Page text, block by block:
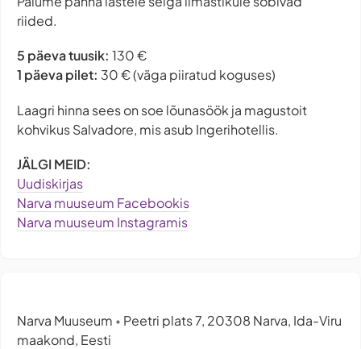
riided.
5 päeva tuusik: 130 €
1 päeva pilet: 30 € (väga piiratud koguses)
Laagri hinna sees on soe lõunasöök ja magustoit
kohvikus Salvadore, mis asub Ingerihotellis.
JÄLGI MEID:
Uudiskirjas
Narva muuseum Facebookis
Narva muuseum Instagramis
Narva Muuseum • Peetri plats 7, 20308 Narva, Ida-Viru
maakond, Eesti